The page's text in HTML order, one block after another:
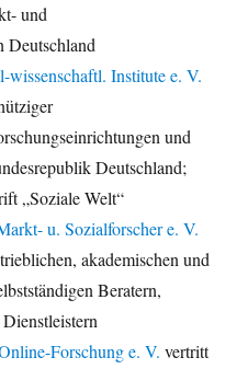
und
Deutschland
wissenschaftl. Institute e. V.
und
Deutschland;
„Soziale Welt“
u. Sozialforscher e. V.
akademischen und
Beratern,
Forschung e. V. vertritt